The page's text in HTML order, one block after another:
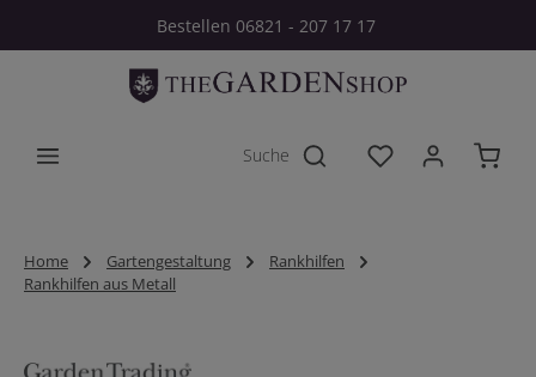
Zum Hauptinhalt springenBestellen 06821 - 207 17 17
Du hast 0
Home Gartengestaltung
Rankhilfen
Rankhilfen aus Metall